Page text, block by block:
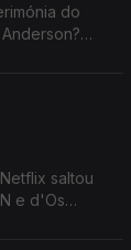
do
saltou
e d'Os